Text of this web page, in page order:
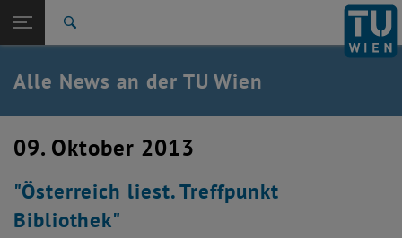
TU Login
Quicklinks
Quicklinks-Menü umschalten
Studium
Karriere
Zurück: Subseiten von TU Wien Startseite auflisten
Zurück zur letzten Ebene:
TU Wien Startseite
Übersicht
Alle News an der TU Wien
09. Oktober 2013
"Österreich liest. Treffpunkt
Bibliothek"